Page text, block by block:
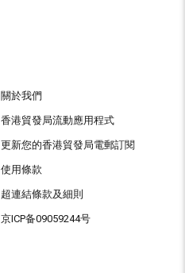
關於我們
香港貿發局流動應用程式
更新您的香港貿發局電郵訂閱
使用條款
超連結條款及細則
京ICP备09059244号